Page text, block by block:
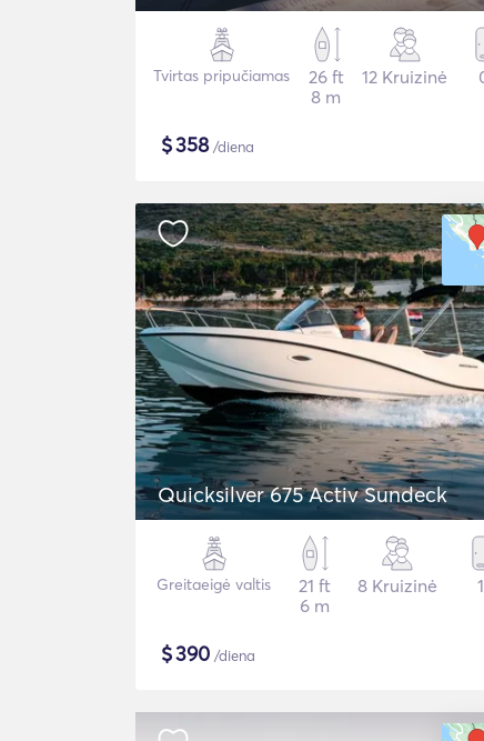
Tvirtas pripučiamas
26 ft
8 m
12 Kruizinė
$358/diena
Quicksilver 675 Activ Sundeck
Greitaeigė valtis
21 ft
6 m
8 Kruizinė 1
$390 /diena